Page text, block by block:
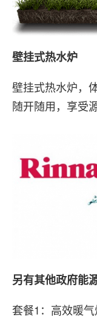
壁挂式热水炉
壁挂式热水炉，
随开随用，享受
另有其他政府能
套餐1：高效暖